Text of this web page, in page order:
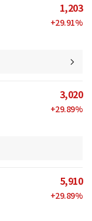
1,203
+29.91%
3,020
+29.89%
5,910
+29.89%